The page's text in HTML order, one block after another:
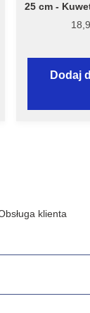
25 cm -
Tray 7040
Dodaj
klienta